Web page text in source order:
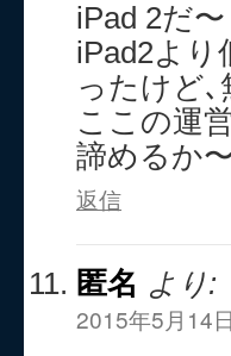
iPad 2だ〜
iPad2より
ったけど
ここの運
諦めるか
返信
匿名 より:
2015年5月14